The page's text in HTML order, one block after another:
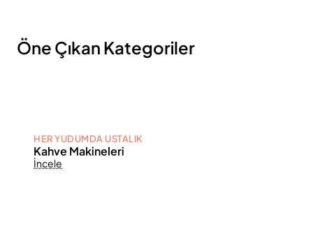
Öne Çıkan Kategoriler
HER YUDUMDA USTALIK
Kahve Makineleri
İncele